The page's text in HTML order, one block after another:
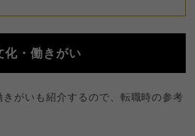
化・働きがい
がいも紹介するので、転職時の参考